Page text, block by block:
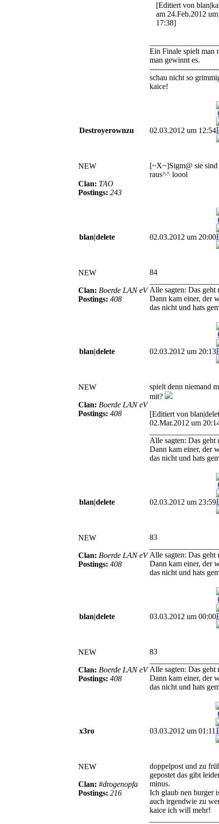
[Editiert von
am 24.Feb.2012 um
17:38]
Ein Finale spielt man
man gewinnt es.
schau nicht so
kaice!
Destroyerownzu 02.03.2012 um 12:54
NEW
Clan: TAO
Postings: 243
[~X~]Sigm@ sie sind
raus^^ loool
blan|delete 02.03.2012 um 20:00
NEW
Clan: Boerde LAN eV
Postings: 408
84
Alle sagten: Das geht
Dann kam einer, der
das nicht und hats
blan|delete 02.03.2012 um 20:13
NEW
Clan: Boerde LAN eV
Postings: 408
spielt denn niemand
mit?
[Editiert von
02.Mar.2012 um
Alle sagten: Das geht
Dann kam einer, der
das nicht und hats
blan|delete 02.03.2012 um 23:59
NEW
Clan: Boerde LAN eV
Postings: 408
83
Alle sagten: Das geht
Dann kam einer, der
das nicht und hats
blan|delete 03.03.2012 um 00:00
NEW
Clan: Boerde LAN eV
Postings: 408
83
Alle sagten: Das geht
Dann kam einer, der
das nicht und hats
x3ro 03.03.2012 um 01:11
NEW
Clan: #drogenopfa
Postings: 216
doppelpost und zu
gepostet das gibt
minus.
Ich glaub nen burger
auch irgendwie zu
kaice ich will mehr!